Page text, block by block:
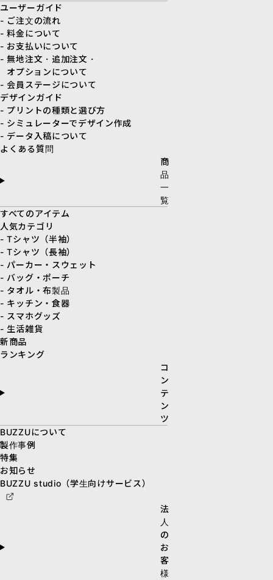
ユーザーガイド
- ご注文の流れ
- 料金について
- お支払いについて
- 無地注文・追加注文・
オプションについて
- 会員ステージについて
デザインガイド
- プリントの種類と選び方
- シミュレーターでデザイン作成
- データ入稿について
よくある質問
商
品
一
覧
すべてのアイテム
人気カテゴリ
- Tシャツ（半袖）
- Tシャツ（長袖）
- パーカー・スウェット
- バッグ・ポーチ
- タオル・布製品
- キッチン・食器
- スマホグッズ
- 生活雑貨
新商品
ランキング
コ
ン
テ
ン
ツ
BUZZUについて
製作事例
特集
お知らせ
BUZZU studio（学生向けサービス）
法
人
の
お
客
様